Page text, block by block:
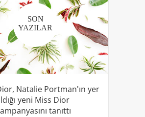
SON
YAZILAR
Natalie Portman'ın yer
yeni Miss Dior
tanıttı